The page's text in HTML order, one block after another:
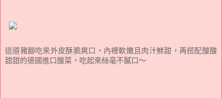
這道豬腳吃來外皮酥脆爽口，內裡軟嫩且肉汁鮮甜，再搭配酸酸
甜甜的德國進口酸菜，吃起來絲毫不膩口～